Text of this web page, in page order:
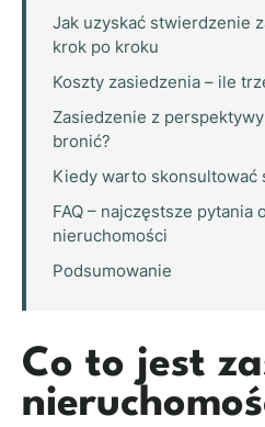
Jak uzyskać stwierdzenie
krok po kroku
Koszty zasiedzenia – ile
Zasiedzenie z
bronić?
Kiedy warto skonsultować
FAQ – najczęstsze pytania
nieruchomości
Podsumowanie
Co to jest